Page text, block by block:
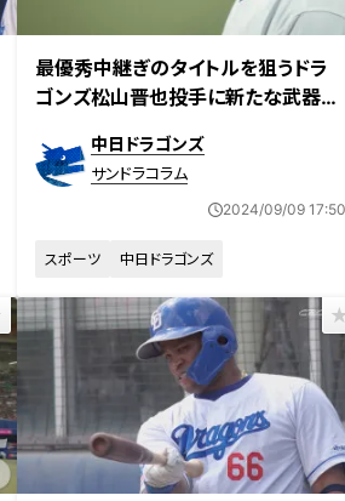
最優秀中継ぎのタイトルを狙うドラ
ゴンズ松山晋也投手に新たな武器。
する
中日ドラゴンズ
サンドラコラム
2024/09/09 17:50
スポーツ 中日ドラゴンズ